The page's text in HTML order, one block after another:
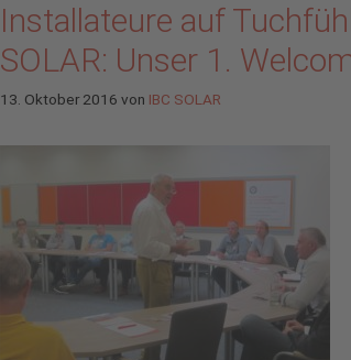
Installateure auf
SOLAR: Unser 1.
13. Oktober 2016 von IBC SOLAR